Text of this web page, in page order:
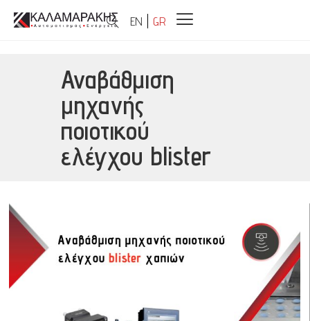
EN GR
Αναβάθμιση
μηχανής
ποιοτικού
ελέγχου blister